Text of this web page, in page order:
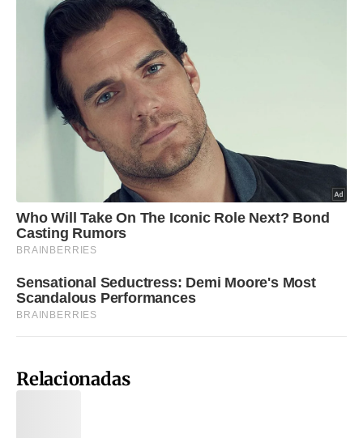
Relacionadas